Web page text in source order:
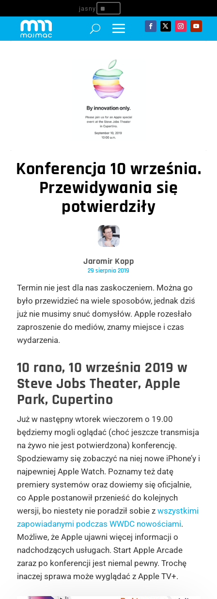
^
Konferencja 10 września.
Przewidywania się
potwierdziły
Jaromir Kopp
29 sierpnia 2019
Termin nie jest dla nas zaskoczeniem. Można go
było przewidzieć na wiele sposobów, jednak dziś
już nie musimy snuć domysłów. Apple rozesłało
zaproszenie do mediów, znamy miejsce i czas
wydarzenia.
10 rano, 10 września 2019 w
Steve Jobs Theater, Apple
Park, Cupertino
Już w następny wtorek wieczorem o 19.00
będziemy mogli oglądać (choć jeszcze transmisja
na żywo nie jest potwierdzona) konferencję.
Spodziewamy się zobaczyć na niej nowe iPhone’y i
najpewniej Apple Watch. Poznamy też datę
premiery systemów oraz dowiemy się oficjalnie,
co Apple postanowił przenieść do kolejnych
wersji, bo niestety nie poradził sobie z wszystkimi
zapowiadanymi podczas WWDC nowościami.
Możliwe, że Apple ujawni więcej informacji o
nadchodzących usługach. Start Apple Arcade
zaraz po konferencji jest niemal pewny. Trochę
inaczej sprawa może wyglądać z Apple TV+.